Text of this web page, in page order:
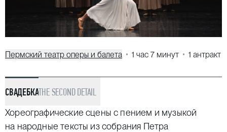
Пермский театр оперы и балета 1 час 7 минут 1 антракт
СВАДЕБКАTHE SECOND DETAIL
Хореографические сцены с пением и музыкой
на народные тексты из собрания Петра